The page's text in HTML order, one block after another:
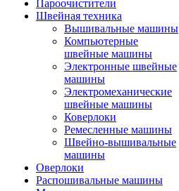
Пароочистители
Швейная техника
Вышивальные машины
Компьютерные
швейные машины
Электронные швейные
машины
Электромеханические
швейные машины
Коверлоки
Ремесленные машины
Швейно-вышивальные
машины
Оверлоки
Распошивальные машины